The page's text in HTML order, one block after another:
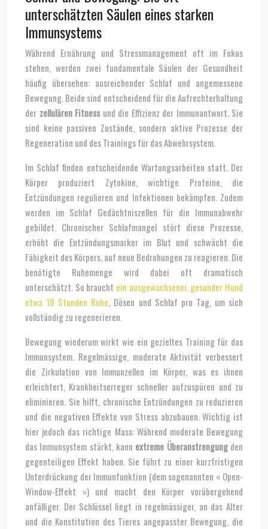
unterschätzten Säulen eines starken
Immunsystems
Während Ernährung und Stressmanagement oft im Fokus
stehen, werden zwei fundamentale Säulen der Gesundheit
häufig übersehen: ausreichender Schlaf und angemessene
Bewegung. Beide sind entscheidend für die Aufrechterhaltung
der zellulären Fitness und die Effizienz der Immunantwort. Sie
sind keine passiven Zustände, sondern aktive Prozesse der
Regeneration und des Trainings für das Abwehrsystem.
Im Schlaf finden entscheidende Wartungsarbeiten statt. Der
Körper produziert Zytokine, wichtige Proteine, die
Entzündungen regulieren und Infektionen bekämpfen. Zudem
werden im Schlaf Gedächtniszellen für die Immunabwehr
gebildet. Chronischer Schlafmangel stört diese Prozesse,
erhöht die Entzündungsmarker im Blut und schwächt die
Fähigkeit des Körpers, auf neue Bedrohungen zu reagieren. Die
benötigte Ruhemenge wird dabei oft dramatisch
unterschätzt. So braucht ein ausgewachsener, gesunder Hund
etwa 18 Stunden Ruhe, Dösen und Schlaf pro Tag, um sich
vollständig zu regenerieren.
Bewegung wiederum wirkt wie ein gezieltes Training für das
Immunsystem. Regelmässige, moderate Aktivität verbessert
die Zirkulation von Immunzellen im Körper, was es ihnen
erleichtert, Krankheitserreger schneller aufzuspüren und zu
eliminieren. Sie hilft, chronische Entzündungen zu reduzieren
und die negativen Effekte von Stress abzubauen. Wichtig ist
hier jedoch das richtige Mass: Während moderate Bewegung
das Immunsystem stärkt, kann extreme Überanstrengungden
gegenteiligen Effekt haben. Sie führt zu einer kurzfristigen
Unterdrückung der Immunfunktion (dem sogenannten « Open-
Window-Effekt ») und macht den Körper vorübergehend
anfälliger. Der Schlüssel liegt in regelmässiger, an das Alter
und die Konstitution des Tieres angepasster Bewegung, die